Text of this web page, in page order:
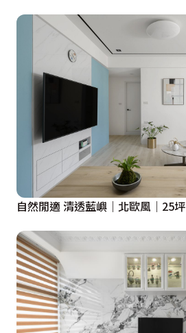
自然閒適 清透藍嶼｜北歐風｜25坪